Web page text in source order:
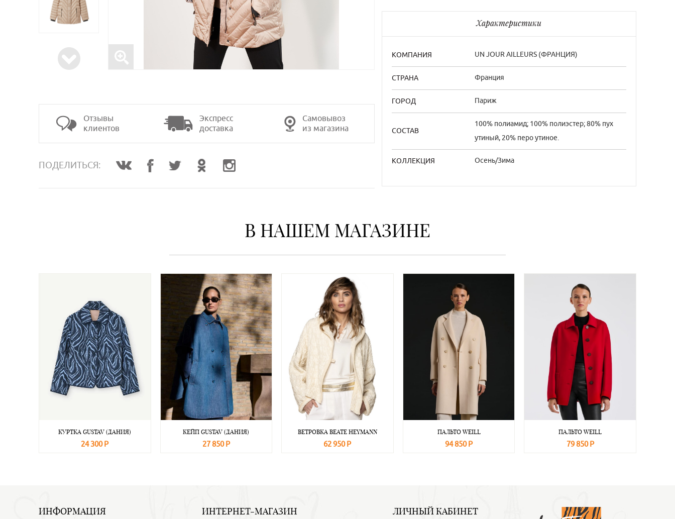
Отзывы
клиентов
Экспресс
доставка
Самовывоз
из магазина
ПОДЕЛИТЬСЯ: >
46
40/2
Характеристики
КОМПАНИЯ UN JOUR AILLEURS (ФРАНЦИЯ)
СТРАНА Франция
ГОРОД Париж
СОСТАВ
100% полиамид; 100% полиэстер; 80% пух
утиный, 20% перо утиное.
КОЛЛЕКЦИЯ Осень/Зима
В НАШЕМ МАГАЗИНЕ
КУРТКА GUSTAV (ДАНИЯ)
24 300 Р
КЕЙП GUSTAV (ДАНИЯ)
27 850 Р
ВЕТРОВКА BEATE НEYMANN
62 950 Р
ПАЛЬТО WEILL
94 850 Р
ПАЛЬТО WEILL
79 850 Р
ИНФОРМАЦИЯ ИНТЕРНЕТ-МАГАЗИН ЛИЧНЫЙ КАБИНЕТ